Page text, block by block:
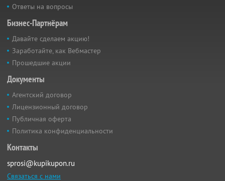
Ответы на вопросы
Бизнес-Партнёрам
Давайте сделаем акцию!
Заработайте, как Вебмастер
Прошедшие акции
Документы
Агентский договор
Лицензионный договор
Публичная оферта
Политика конфиденциальности
Контакты
sprosi@kupikupon.ru
Связаться с нами